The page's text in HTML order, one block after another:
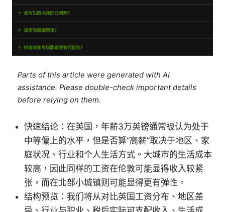
Parts of this article were generated with AI
assistance. Please double-check important details
before relying on them.
快速结论：在英国，年薪3万英镑通常被认为处于
中等偏上的水平，但是否算“高薪”取决于地区、家
庭状况、行业和个人生活方式。大城市的生活成本
较高，因此同样的工资在伦敦可能显得收入较紧
张，而在北部小城镇则可能显得更有弹性。
结构预览：我们将从对比英国工资分布、地区差